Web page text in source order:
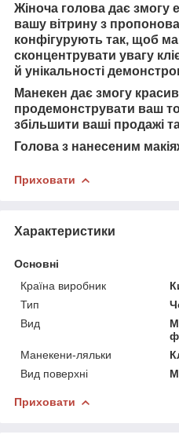
Жіноча голова дає
вашу вітрину з
конфігурують так, щоб
сконцентрувати увагу
й унікальності
Манекен дає змогу
продемонструвати ваш
збільшити ваші продажі
Голова з нанесеним
Приховати
Характеристики
Основні
Країна виробник
Тип
Вид
Манекени-ляльки
Вид поверхні
Приховати